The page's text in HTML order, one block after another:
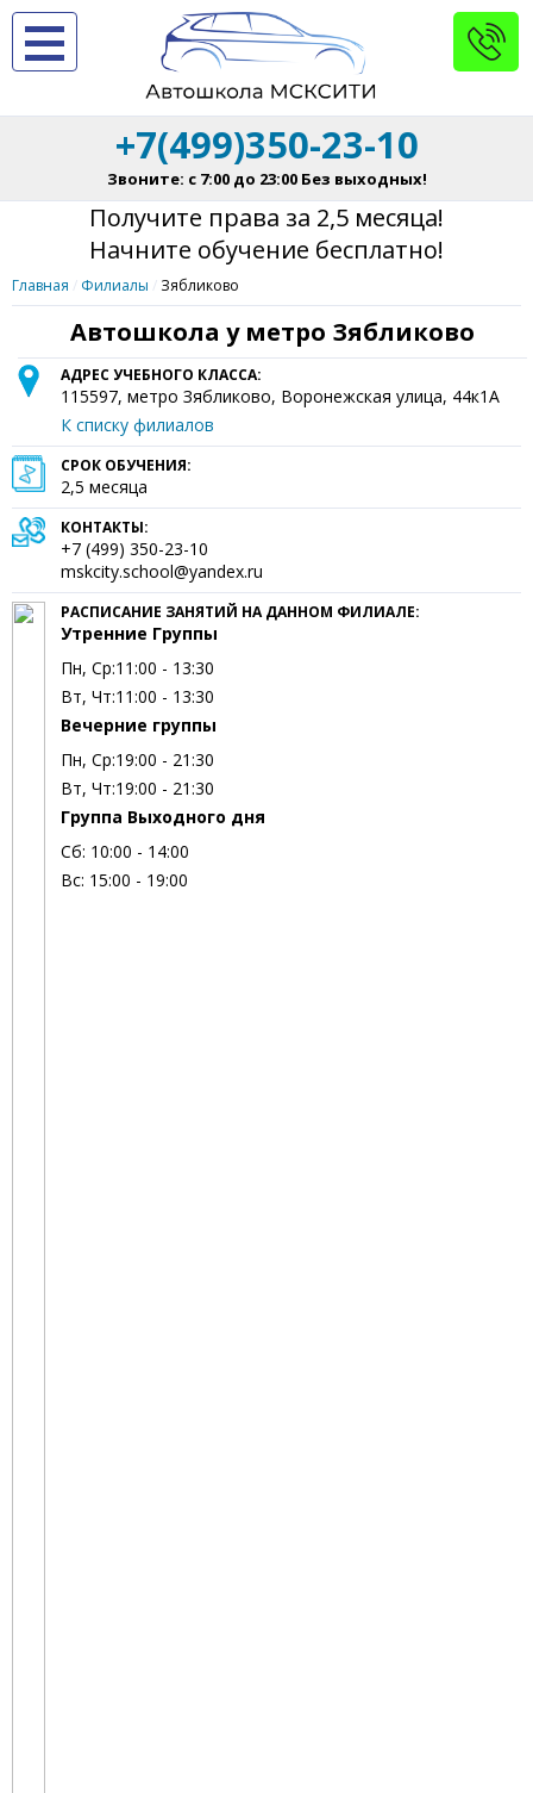
+7(499)350-23-10
Звоните: с 7:00 до 23:00 Без выходных!
Получите права за 2,5 месяца!
Начните обучение бесплатно!
Главная Филиалы Зябликово
Автошкола у метро Зябликово
АДРЕС УЧЕБНОГО КЛАССА:
115597, метро Зябликово, Воронежская улица, 44к1А
К списку филиалов
СРОК ОБУЧЕНИЯ:
2,5 месяца
КОНТАКТЫ:
+7 (499) 350-23-10
mskcity.school@yandex.ru
РАСПИСАНИЕ ЗАНЯТИЙ НА ДАННОМ ФИЛИАЛЕ:
Утренние Группы
Пн, Ср:11:00 - 13:30
Вт, Чт:11:00 - 13:30
Вечерние группы
Пн, Ср:19:00 - 21:30
Вт, Чт:19:00 - 21:30
Группа Выходного дня
Сб: 10:00 - 14:00
Вс: 15:00 - 19:00